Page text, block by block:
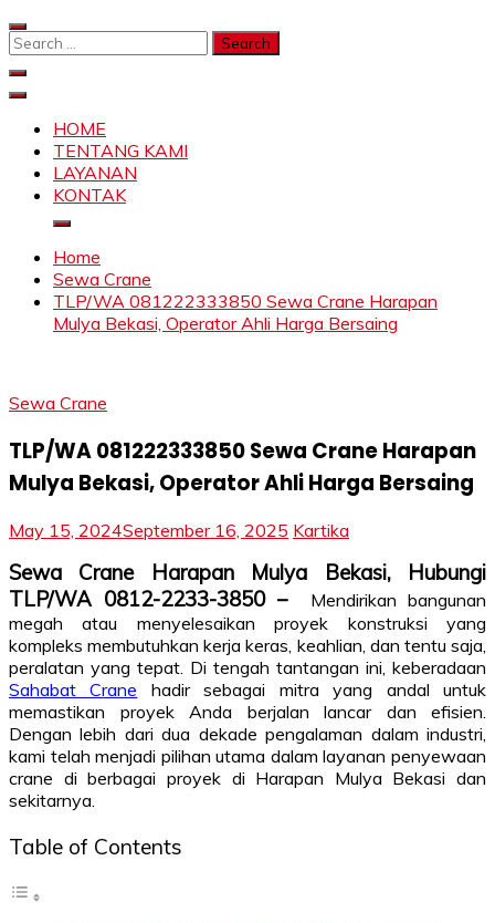
Skip
to
Search
SKYLIFTHOME
TENTANG KAMI
LAYANAN
KONTAK
Home
Sewa Crane
TLP/WA 081222333850 Sewa Crane Harapan
Mulya Bekasi, Operator Ahli Harga Bersaing
Sewa Crane
TLP/WA 081222333850 Sewa Crane Harapan
Mulya Bekasi, Operator Ahli Harga Bersaing
May 15, 2024September 16, 2025 Kartika
Sewa Crane Harapan Mulya Bekasi, Hubungi
TLP/WA 0812-2233-3850 –
Mendirikan bangunan
megah atau menyelesaikan proyek konstruksi yang
kompleks membutuhkan kerja keras, keahlian, dan tentu saja,
peralatan yang tepat. Di tengah tantangan ini, keberadaan
Sahabat Crane hadir sebagai mitra yang andal untuk
memastikan proyek Anda berjalan lancar dan efisien.
Dengan lebih dari dua dekade pengalaman dalam industri,
kami telah menjadi pilihan utama dalam layanan penyewaan
crane di berbagai proyek di Harapan Mulya Bekasi dan
sekitarnya.
Table of Contents